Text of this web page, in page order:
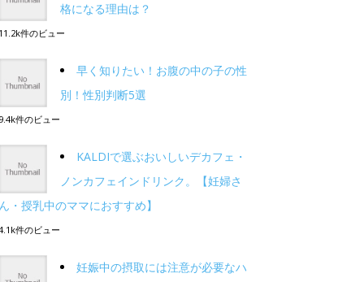
格になる理由は？
11.2k件のビュー
早く知りたい！お腹の中の子の性
別！性別判断5選
9.4k件のビュー
KALDIで選ぶおいしいデカフェ・
ノンカフェインドリンク。【妊婦さ
ん・授乳中のママにおすすめ】
件のビュー
妊娠中の摂取には注意が必要なハ